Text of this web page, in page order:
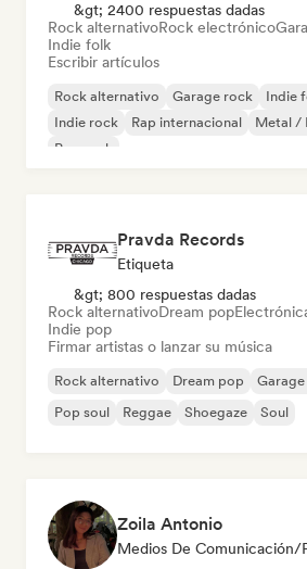
&gt; 2400 respuestas dadas
Rock alternativoRock electrónico
Indie folk
Escribir artículos
Rock alternativo Garage rock Indie
Indie rock
Rap internacional
Metal /
Pop rock
Pravda Records
Etiqueta
&gt; 800 respuestas dadas
Rock alternativoDream pop
Indie pop
Firmar artistas o lanzar su música
Rock alternativo Dream pop
Pop soul
Reggae Shoegaze Soul
Zoila Antonio
Medios De Comunicación/